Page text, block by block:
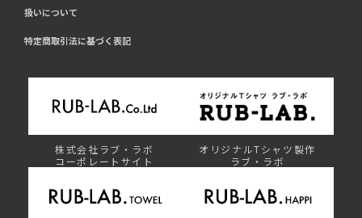
扱いについて
特定商取引法に基づく表記
株式会社ラブ・ラボ
コーポレートサイト
オリジナルTシャツ製作
ラブ・ラボ